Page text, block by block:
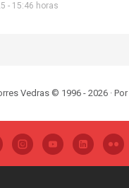
- 15:46 horas
Vedras © 1996 - 2026 · Por